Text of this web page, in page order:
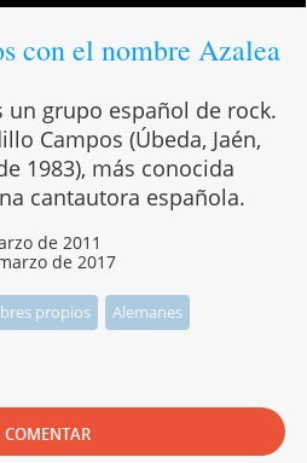
con el nombre Azalea
un grupo español de rock.
Campos (Úbeda, Jaén,
1983), más conocida
cantautora española.
de 2011
de 2017
propios
Alemanes
COMENTAR